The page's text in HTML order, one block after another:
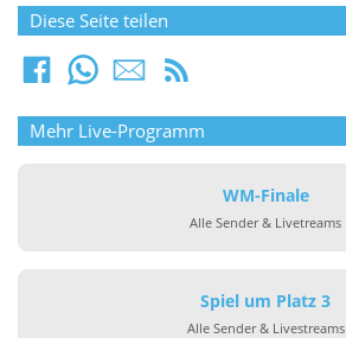
Diese Seite teilen
Mehr Live-Programm
WM-Finale
Alle Sender & Livetreams
Spiel um Platz 3
Alle Sender & Livestreams